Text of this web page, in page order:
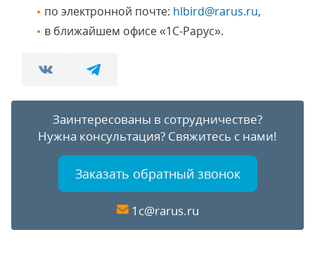
по электронной почте: hlbird@rarus.ru,
в ближайшем офисе «1С-Рарус».
Заинтересованы в сотрудничестве?
Нужна консультация? Свяжитесь с нами!
Заказать обратный звонок
1c@rarus.ru